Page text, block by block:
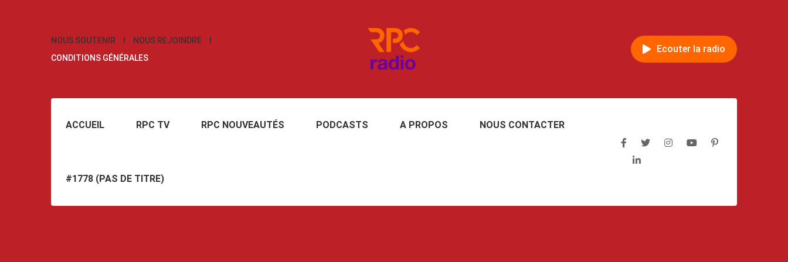
NOUS SOUTENIR
NOUS REJOINDRE
CONDITIONS GÉNÉRALES
Ecouter la radio
ACCUEIL RPC TV RPC NOUVEAUTÉS PODCASTS A PROPOS NOUS CONTACTER
#1778 (PAS DE TITRE)